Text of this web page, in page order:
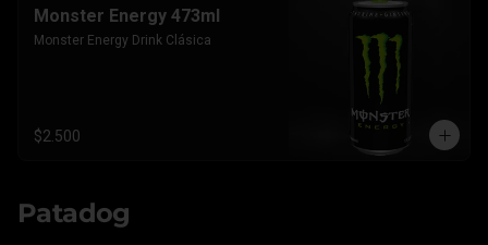
Monster Energy 473ml
Monster Energy Drink Clásica
$2.500
Patadog